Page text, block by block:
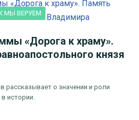
МЫ ВЕРУЕМ
«Дорога к храму».
князя
о значении и роли
истории.